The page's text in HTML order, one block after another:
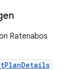
Ratenabos